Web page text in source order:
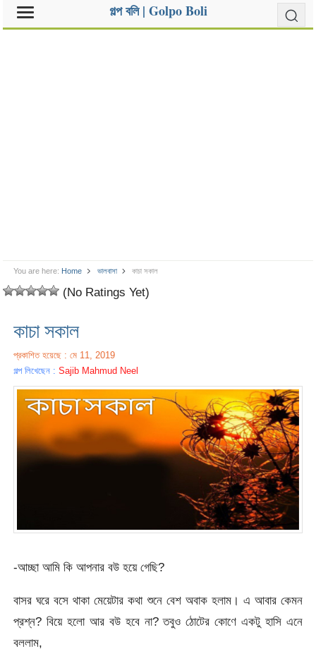
গল্প বলি | Golpo Boli
You are here: Home ভালবাসা কাচা সকাল
(No Ratings Yet)
কাচা সকাল
প্রকাশিত হয়েছে : মে 11, 2019
গল্প লিখেছেন :Sajib Mahmud Neel
-আচ্ছা আমি কি আপনার বউ হয়ে গেছি?
বাসর ঘরে বসে থাকা মেয়েটার কথা শুনে বেশ অবাক হলাম। এ আবার কেমন
প্রশ্ন? বিয়ে হলো আর বউ হবে না? তবুও ঠোটের কোণে একটু হাসি এনে
বললাম,